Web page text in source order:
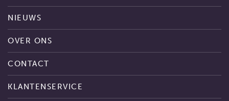
NIEUWS
OVER ONS
CONTACT
KLANTENSERVICE